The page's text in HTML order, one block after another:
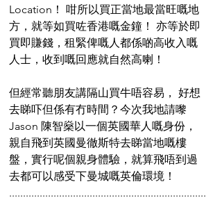
Location！ 咁所以買正當地最當旺嘅地
方，就等如買咗香港嘅金鐘！ 亦等於即
買即賺錢，租緊俾嘅人都係啲高收入嘅
人士，收到嘅回應就自然高喇！
但經常聽朋友講隔山買牛唔容易， 好想
去睇吓但係有冇時間？今次我地請嚟
Jason 陳智燊以一個英國華人嘅身份，
親自飛到英國曼徹斯特去睇當地嘅樓
盤，實行呢個親身體驗，就算飛唔到過
去都可以感受下曼城嘅英倫環境！
.......................................................................